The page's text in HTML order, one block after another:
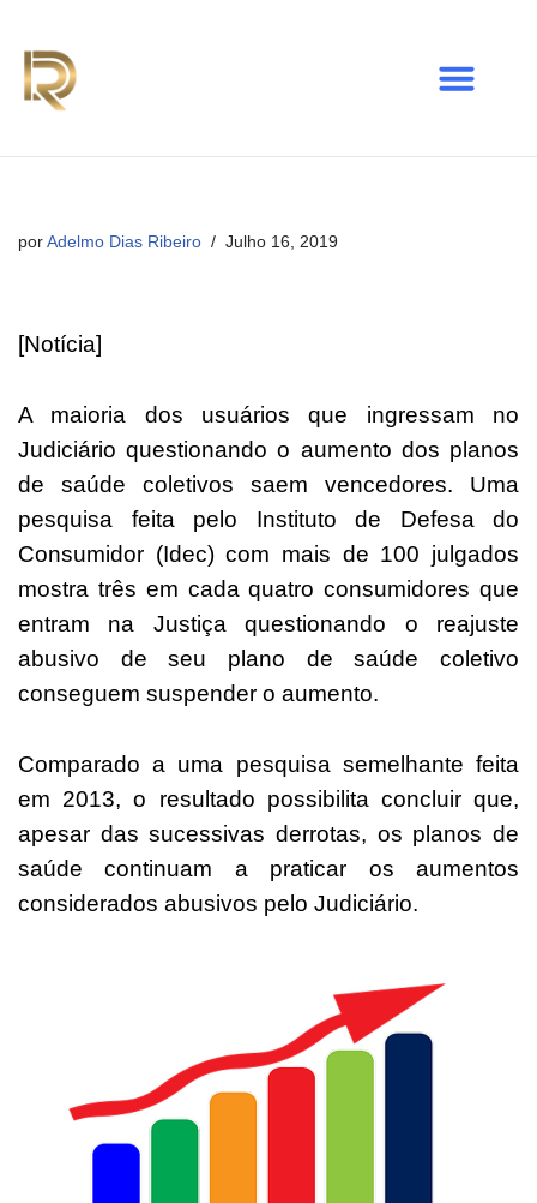
Avançar
para
por Adelmo Dias Ribeiro Julho 16, 2019
[Notícia]
A maioria dos usuários que ingressam no
Judiciário questionando o aumento dos planos
de saúde coletivos saem vencedores. Uma
pesquisa feita pelo Instituto de Defesa do
Consumidor (Idec) com mais de 100 julgados
mostra três em cada quatro consumidores que
entram na Justiça questionando o reajuste
abusivo de seu plano de saúde coletivo
conseguem suspender o aumento.
Comparado a uma pesquisa semelhante feita
em 2013, o resultado possibilita concluir que,
apesar das sucessivas derrotas, os planos de
saúde continuam a praticar os aumentos
considerados abusivos pelo Judiciário.